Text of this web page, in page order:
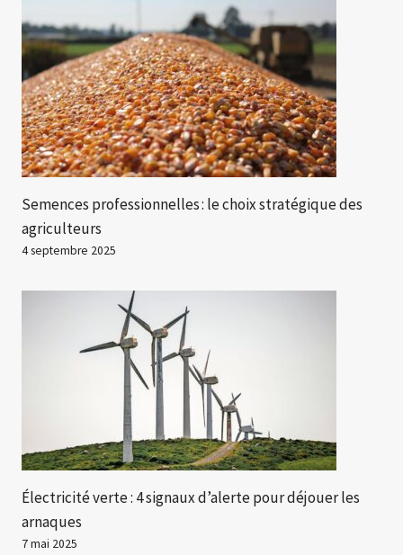
Semences professionnelles : le choix stratégique des
agriculteurs
4 septembre 2025
Électricité verte : 4 signaux d’alerte pour déjouer les
arnaques
7 mai 2025